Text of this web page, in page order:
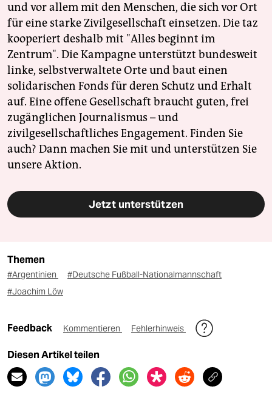
und vor allem mit den Menschen, die sich vor Ort
für eine starke Zivilgesellschaft einsetzen. Die taz
kooperiert deshalb mit "Alles beginnt im
Zentrum". Die Kampagne unterstützt bundesweit
linke, selbstverwaltete Orte und baut einen
solidarischen Fonds für deren Schutz und Erhalt
auf. Eine offene Gesellschaft braucht guten, frei
zugänglichen Journalismus – und
zivilgesellschaftliches Engagement. Finden Sie
auch? Dann machen Sie mit und unterstützen Sie
unsere Aktion.
Jetzt unterstützen
Themen
#Argentinien
#Deutsche Fußball-Nationalmannschaft
#Joachim Löw
Feedback Kommentieren Fehlerhinweis
Diesen Artikel teilen